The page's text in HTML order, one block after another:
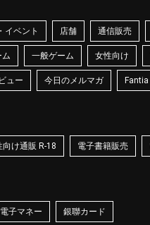
イベント 店舗 通信販売
ム 一般ゲーム 女性向け
ュー 今日のメルマガ Fantia
向け通販 R-18 電子書籍販売
電子マネー 銀聯カード